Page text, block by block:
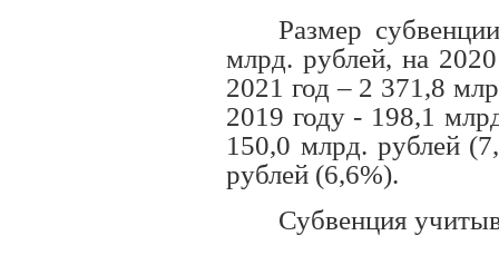
Размер
млрд. рублей, на
2021 год – 2 371,8
2019 году - 198,1
150,0 млрд. рублей
рублей (6,6%).
Субвенция